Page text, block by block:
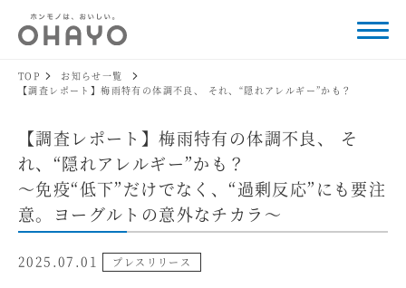
TOP
お知らせ一覧
【調査レポート】梅雨特有の体調不良、 それ、“隠れアレルギー”かも？
【調査レポート】梅雨特有の体調不良、 そ
れ、“隠れアレルギー”かも？
～免疫“低下”だけでなく、“過剰反応”にも要注
意。ヨーグルトの意外なチカラ～
2025.07.01 プレスリリース